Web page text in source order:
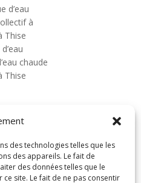
des technologies telles que les
des appareils. Le fait de
des données telles que le
site. Le fait de ne pas consentir
d’eau
à
Thise
chaude
Thise